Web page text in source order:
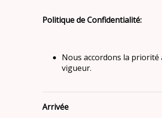
Politique de Confidentialité:
Nous accordons la
vigueur.
Arrivée